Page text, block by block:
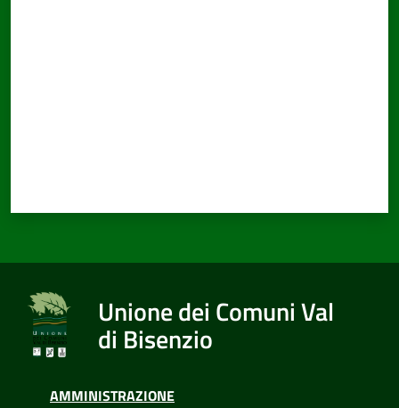
Unione dei Comuni Val
di Bisenzio
AMMINISTRAZIONE